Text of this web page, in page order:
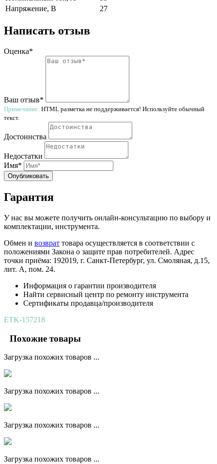
Напряжение, В
27
Написать отзыв
Оценка*
Ваш отзыв*
Примечание: HTML разметка не поддерживается! Используйте обычный
текст.
Достоинства
Недостатки
Имя*
Опубликовать
Гарантия
У нас вы можете получить онлайн-консультацию по выбору и
комплектации, инструмента.
Обмен и возврат товара осуществляется в соответствии с
положениями Закона о защите прав потребителей. Адрес
точки приёма: 192019, г. Санкт-Петербург, ул. Смоляная, д.15,
лит. А, пом. 24.
Информация о гарантии производителя
Найти сервисный центр по ремонту инструмента
Сертификаты продавца/производителя
ETK-157218
Похожие товары
Загрузка похожих товаров ...
Загрузка похожих товаров ...
Загрузка похожих товаров ...
Загрузка похожих товаров ...